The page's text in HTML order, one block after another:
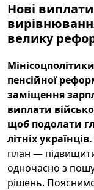
Нові
велику
пенсійної
заміщення
виплати
щоб подолати
літніх українців.
план —
одночасно з
рішень.